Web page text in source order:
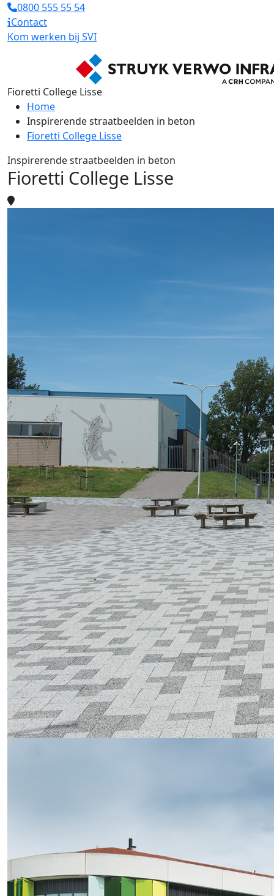
0800 555 55 54
Contact
Kom werken bij SVI
Fioretti College Lisse
Home
Inspirerende straatbeelden in beton
Fioretti College Lisse
Inspirerende straatbeelden in beton
Fioretti College Lisse